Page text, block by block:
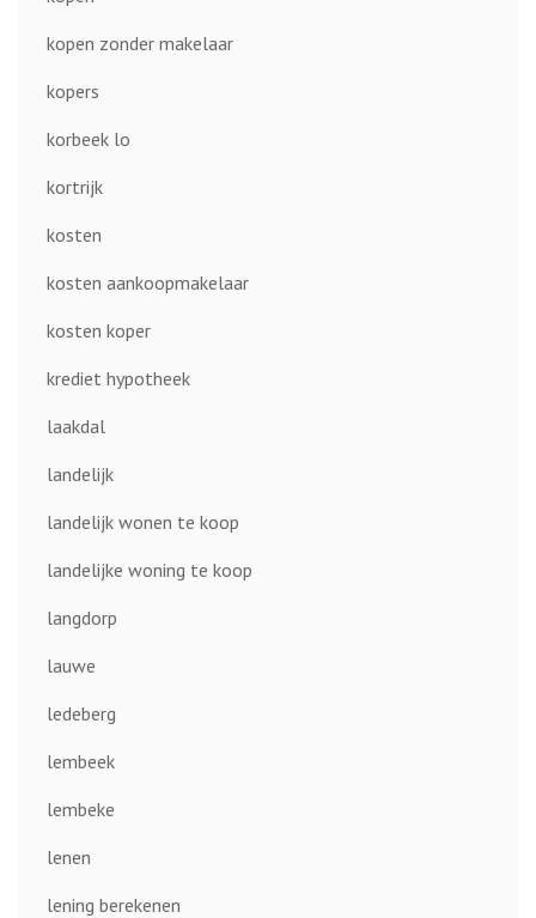
kopen zonder makelaar
kopers
korbeek lo
kortrijk
kosten
kosten aankoopmakelaar
kosten koper
krediet hypotheek
laakdal
landelijk
landelijk wonen te koop
landelijke woning te koop
langdorp
lauwe
ledeberg
lembeek
lembeke
lenen
lening berekenen